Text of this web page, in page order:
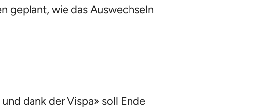
geplant, wie das Auswechseln
dank der Vispa» soll Ende